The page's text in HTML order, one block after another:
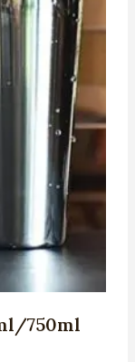
750ml